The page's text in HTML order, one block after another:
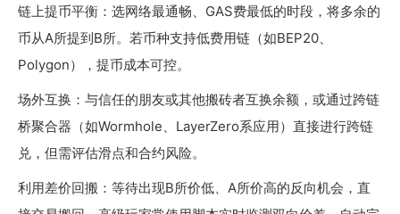
链上提币平衡：选网络最通畅、GAS费最低的时段，将多余的
币从A所提到B所。若币种支持低费用链（如BEP20、
Polygon），提币成本可控。
场外互换：与信任的朋友或其他搬砖者互换余额，或通过跨链
桥聚合器（如Wormhole、LayerZero系应用）直接进行跨链
兑，但需评估滑点和合约风险。
利用差价回搬：等待出现B所价低、A所价高的反向机会，直